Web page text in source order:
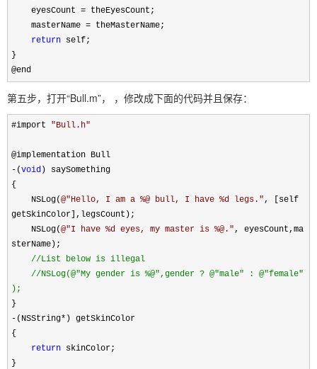
eyesCount = theEyesCount;
masterName = theMasterName;
return self;
}
@end
第五步，打开“Bull.m”， ，修改成下面的代码并且保存：
#import "Bull.h"
@implementation Bull
- (void) saySomething
{
NSLog(@"Hello, I am a %@ bull, I have %d legs. ", [self
getSkinColor],legsCount);
NSLog(@"I have %d eyes, my master is %@. ", eyesCount,ma
sterName);
//List below is illegal
//NSLog(@"My gender is %@",gender ? @"male" : @"female"
);
}
- (NSString* ) getSkinColor
{
return skinColor;
}